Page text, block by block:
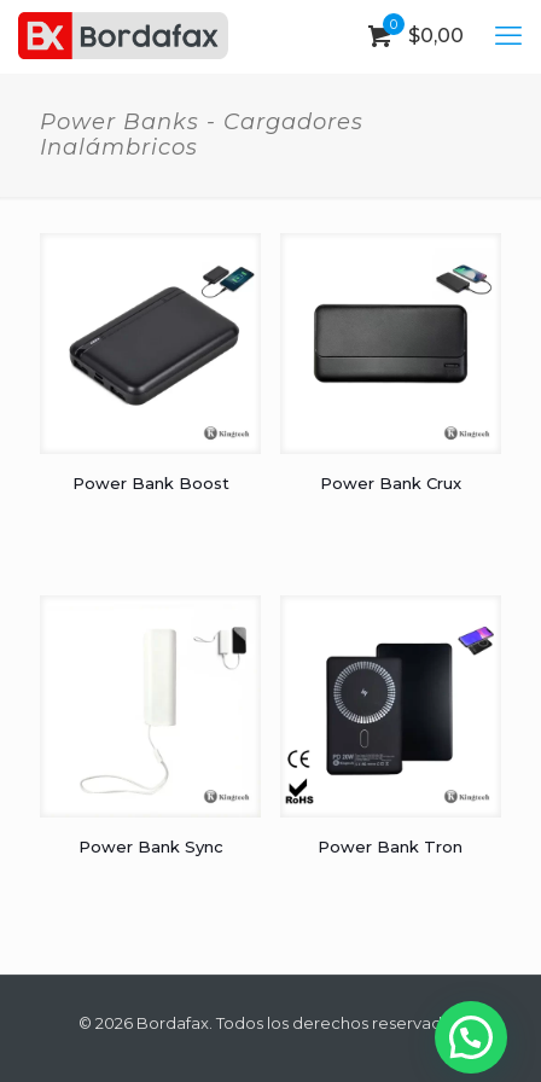
0 $0,00
Power Banks - Cargadores
Inalámbricos
Power Bank Boost Power Bank Crux
Power Bank Sync Power Bank Tron
© 2026 Bordafax. Todos los derechos reservados.